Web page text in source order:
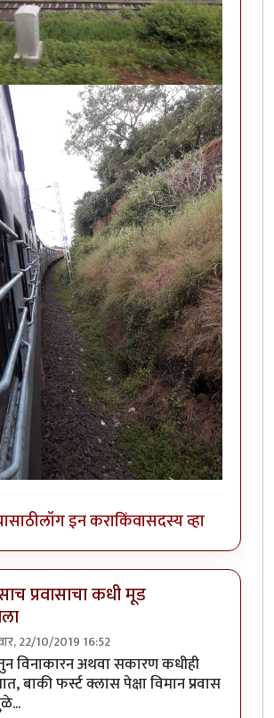
लॉग इन कराकिंवासदस्य व्हा
प्रवासाचा कधी मूड
22/10/2019 16:52
विनाकारन अथवा सकारण कधीही
बाकी फर्स्ट क्लास पेक्षा विमान प्रवास